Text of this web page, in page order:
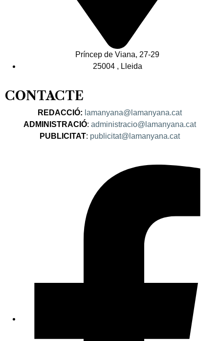
Príncep de Viana, 27-29
25004 , Lleida
CONTACTE
REDACCIÓ: lamanyana@lamanyana.cat
ADMINISTRACIÓ: administracio@lamanyana.cat
PUBLICITAT: publicitat@lamanyana.cat